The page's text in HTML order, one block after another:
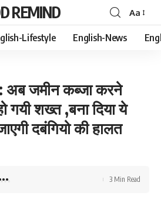
REMIND
Font
Resizer
Aa
Lifestyle English-News
अब जमीन कब्जा करने
गयी शख्त ,बना दिया ये
दबंगियो की हालत
3 Min Read